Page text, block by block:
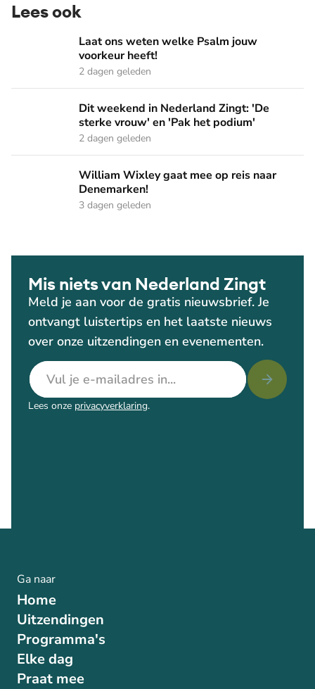
Lees ook
Laat ons weten welke Psalm jouw voorkeur heeft!
Laat ons weten welke Psalm jouw
voorkeur heeft!
2 dagen geleden
Dit weekend in Nederland Zingt: 'De sterke vrouw' en 'Pak
Dit weekend in Nederland Zingt: 'De
sterke vrouw' en 'Pak het podium'
2 dagen geleden
William Wixley gaat mee op reis naar Denemarken!
William Wixley gaat mee op reis naar
Denemarken!
3 dagen geleden
Mis niets van Nederland Zingt
Meld je aan voor de gratis nieuwsbrief. Je
ontvangt luistertips en het laatste nieuws
over onze uitzendingen en evenementen.
E-mailadres
Lees onze privacyverklaring.
Ga naar
Home
Uitzendingen
Programma's
Elke dag
Praat mee